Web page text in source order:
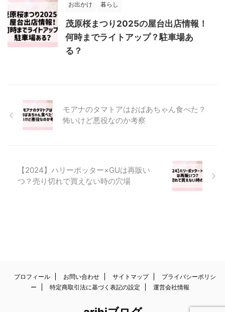
お出かけ 暮らし
茂原桜まつり2025の屋台出店情報！
何時までライトアップ？駐車場あ
る？
モアナのタマトアはおばあちゃん食べた？
怖いけど悪役なのか考察
【2024】ハリーポッター×GUは再販い
つ？売り切れで買えない時の穴場
プロフィール お問い合わせ サイトマップ
プライバシーポリシ
ー
特定商取引法に基づく表記の設定 運営会社情報